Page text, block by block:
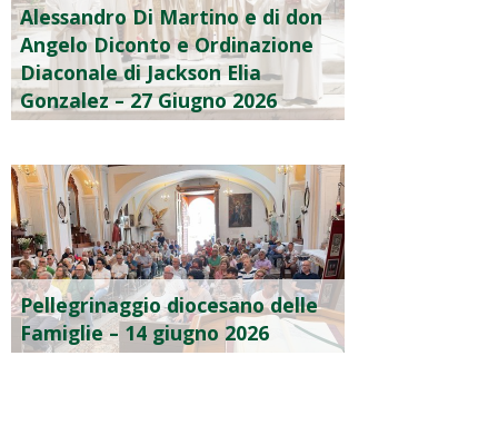
Alessandro Di Martino e di don
Angelo Diconto e Ordinazione
Diaconale di Jackson Elia
Gonzalez – 27 Giugno 2026
Pellegrinaggio diocesano delle
Famiglie – 14 giugno 2026